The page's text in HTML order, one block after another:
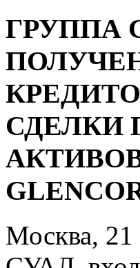
ГРУППА
СДЕЛКИ
Москва, 21